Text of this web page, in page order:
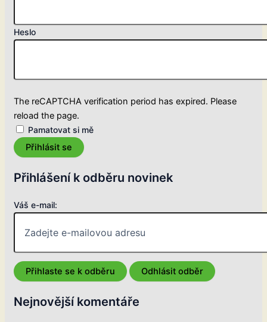
Heslo
The reCAPTCHA verification period has expired. Please
reload the page.
Pamatovat si mě
Přihlásit se
Přihlášení k odběru novinek
Váš e-mail:
Nejnovější komentáře